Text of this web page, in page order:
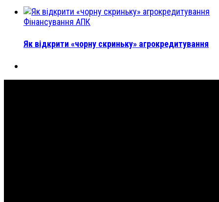
Фінансування АПК
Як відкрити «чорну скриньку» агрокредитування